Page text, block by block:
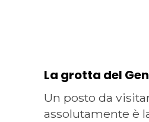
La grotta del
Un posto da
assolutamente è